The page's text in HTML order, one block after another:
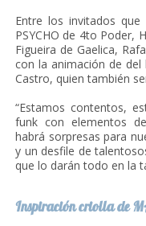
Entre los invitados
PSYCHO de 4to Poder,
Figueira de Gaelica,
con la animación de
Castro, quien también
“Estamos contentos,
funk con elementos
habrá sorpresas para
y un desfile de
que lo darán todo en la
Inspiración criolla de